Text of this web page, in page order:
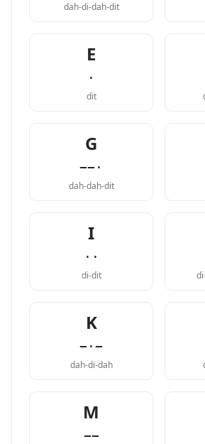
dah-di-dah-dit
E
·
dit
G
−−·
dah-dah-dit
I
··
di-dit
K
−·−
dah-di-dah
M
−−